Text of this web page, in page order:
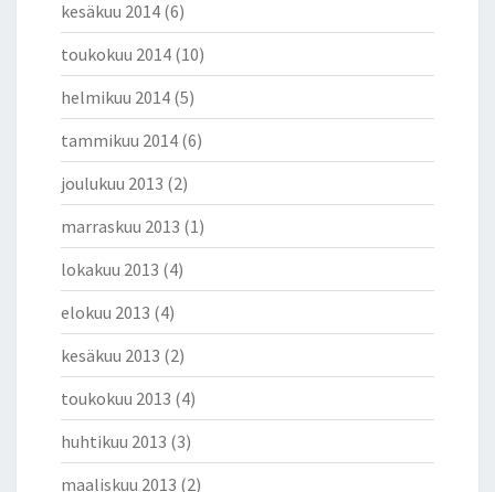
kesäkuu 2014 (6)
toukokuu 2014 (10)
helmikuu 2014 (5)
tammikuu 2014 (6)
joulukuu 2013 (2)
marraskuu 2013 (1)
lokakuu 2013 (4)
elokuu 2013 (4)
kesäkuu 2013 (2)
toukokuu 2013 (4)
huhtikuu 2013 (3)
maaliskuu 2013 (2)